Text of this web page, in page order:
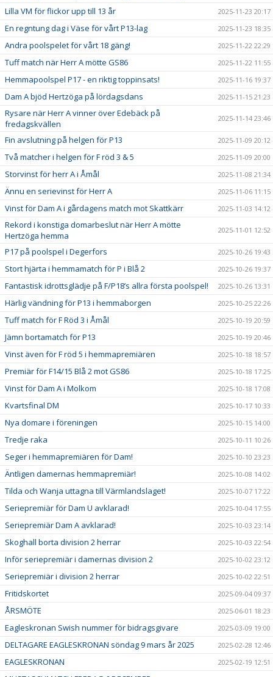
Lilla VM för flickor upp till 13 år 2025-11-23 20:17
En regntung dag i Väse för vårt P13-lag 2025-11-23 18:35
Andra poolspelet för vårt 18 gäng! 2025-11-22 22:29
Tuff match när Herr A mötte GS86 2025-11-22 11:55
Hemmapoolspel P17 - en riktig toppinsats! 2025-11-16 19:37
Dam A bjöd Hertzöga på lördagsdans 2025-11-15 21:23
Rysare när Herr A vinner över Edebäck på
fredagskvällen
2025-11-14 23:46
Fin avslutning på helgen för P13 2025-11-09 20:12
Två matcher i helgen för F röd 3 & 5 2025-11-09 20:00
Storvinst för herr A i Åmål 2025-11-08 21:34
Ännu en serievinst för Herr A 2025-11-06 11:15
Vinst för Dam A i gårdagens match mot Skattkärr 2025-11-03 14:12
Rekord i konstiga domarbeslut när Herr A mötte
Hertzöga hemma
2025-11-01 12:52
P17 på poolspel i Degerfors 2025-10-26 19:43
Stort hjärta i hemmamatch för P i Blå 2 2025-10-26 19:37
Fantastisk idrottsglädje på F/P18’s allra första poolspel! 2025-10-26 13:31
Härlig vändning för P13 i hemmaborgen 2025-10-25 22:26
Tuff match för F Röd 3 i Åmål 2025-10-19 20:59
Jämn bortamatch för P13 2025-10-19 20:46
Vinst även för F röd 5 i hemmapremiären 2025-10-18 18:57
Premiär för F14/15 Blå 2 mot GS86 2025-10-18 17:25
Vinst för Dam A i Molkom 2025-10-18 17:08
Kvartsfinal DM 2025-10-17 10:33
Nya domare i föreningen 2025-10-15 14:00
Tredje raka 2025-10-11 10:26
Seger i hemmapremiären för Dam! 2025-10-10 23:23
Äntligen damernas hemmapremiär! 2025-10-08 14:02
Tilda och Wanja uttagna till Värmlandslaget! 2025-10-07 17:22
Seriepremiär för Dam U avklarad! 2025-10-04 17:55
Seriepremiär Dam A avklarad! 2025-10-03 23:14
Skoghall borta division 2 herrar 2025-10-03 22:54
Inför seriepremiär i damernas division 2 2025-10-02 23:12
Seriepremiär i division 2 herrar 2025-10-02 22:51
Fritidskortet 2025-09-04 09:37
ÅRSMÖTE 2025-06-01 18:23
Eagleskronan Swish nummer för bidragsgivare 2025-03-09 19:00
DELTAGARE EAGLESKRONAN söndag 9 mars år 2025 2025-02-28 12:46
EAGLESKRONAN 2025-02-19 12:51